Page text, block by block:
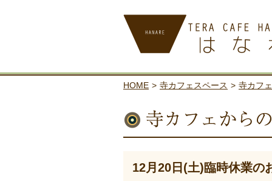
寺カフェ はな
HOME > 寺カフェスペース > 寺カフ
12月20日(土)臨時休業の